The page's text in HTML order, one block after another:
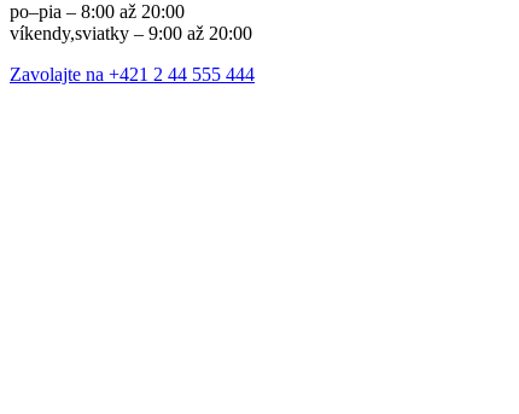
po–pia – 8:00 až 20:00
víkendy,sviatky – 9:00 až 20:00
Zavolajte na +421 2 44 555 444